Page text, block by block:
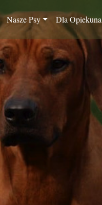
Nasze Psy Dla Opiekuna